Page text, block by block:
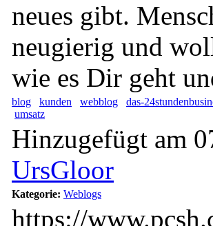
neues gibt.
neugierig und
wie es Dir geht
blog kunden webblog das-
umsatz
Hinzugefügt am
UrsGloor
Kategorie: Weblogs
https://